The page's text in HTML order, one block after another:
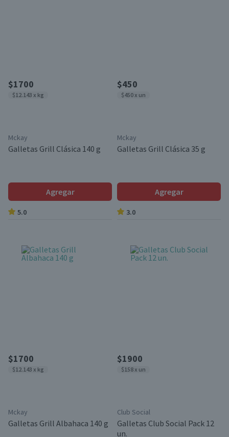
$1700
$12.143 x kg
Mckay
Galletas Grill Clásica 140 g
Agregar
5.0
$450
$450 x un
Mckay
Galletas Grill Clásica 35 g
Agregar
3.0
$1700
$12.143 x kg
Mckay
Galletas Grill Albahaca 140 g
$1900
$158 x un
Club Social
Galletas Club Social Pack 12
un.